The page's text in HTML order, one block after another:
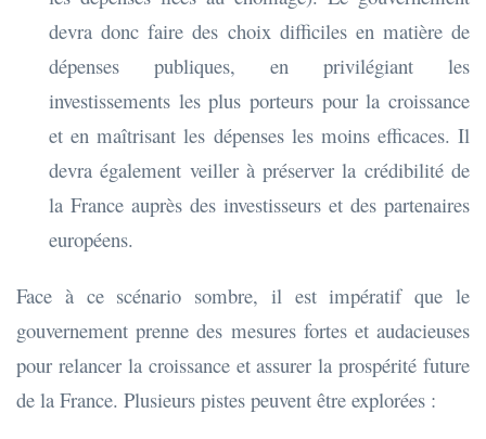
devra donc faire des choix difficiles en matière de
dépenses publiques, en privilégiant les
investissements les plus porteurs pour la croissance
et en maîtrisant les dépenses les moins efficaces. Il
devra également veiller à préserver la crédibilité de
la France auprès des investisseurs et des partenaires
européens.
Face à ce scénario sombre, il est impératif que le
gouvernement prenne des mesures fortes et audacieuses
pour relancer la croissance et assurer la prospérité future
de la France. Plusieurs pistes peuvent être explorées :